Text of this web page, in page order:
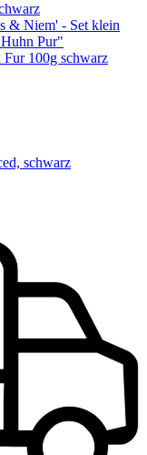
& Niem' - Set klein
Pur"
100g schwarz
schwarz